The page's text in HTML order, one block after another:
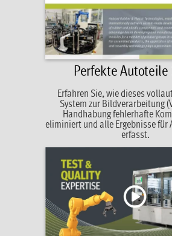
Perfekte
Erfahren Sie, wie dieses
System zur Bildverarbeitung
Handhabung fehlerhafte
eliminiert und alle Ergebnisse für
erfasst.